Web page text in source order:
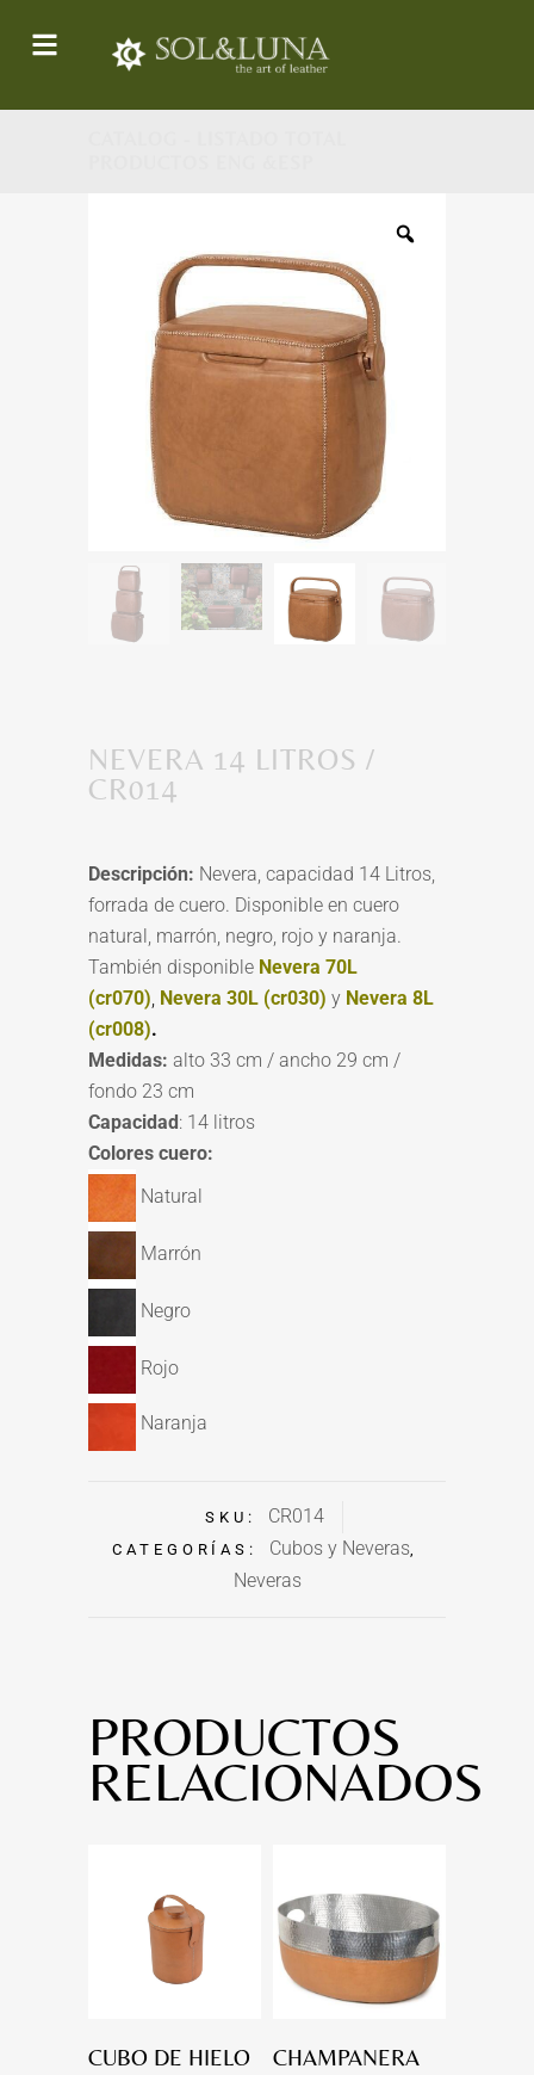
NEVERA 14 LITROS /
CR014
Descripción: Nevera, capacidad 14 Litros,
forrada de cuero. Disponible en cuero
natural, marrón, negro, rojo y naranja.
También disponible Nevera 70L
(cr070), Nevera 30L (cr030) y Nevera 8L
(cr008).
Medidas: alto 33 cm / ancho 29 cm /
fondo 23 cm
Capacidad : 14 litros
Colores cuero:
Natural
Marrón
Negro
Rojo
Naranja
SKU: CR014
CATEGORÍAS: Cubos y Neveras,
Neveras
PRODUCTOS
RELACIONADOS
CUBO DE HIELO
CHAMPANERA